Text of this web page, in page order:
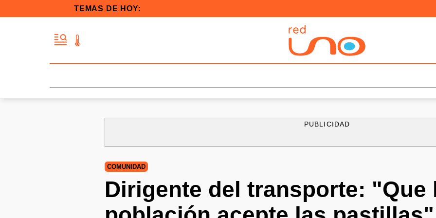
TEMAS DE HOY:
PUBLICIDAD
COMUNIDAD
Dirigente del transporte: "Que